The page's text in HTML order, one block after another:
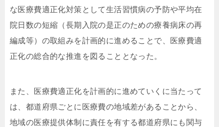
な医療費適正化対策として生活習慣病の予防や平均在
院日数の短縮（長期入院の是正のための療養病床の再
編成等）の取組みを計画的に進めることで、医療費適
正化の総合的な推進を図ることとなった。
また、医療費適正化を計画的に進めていくに当たって
は、都道府県ごとに医療費の地域差があることから、
地域の医療提供体制に責任を有する都道府県にも関与